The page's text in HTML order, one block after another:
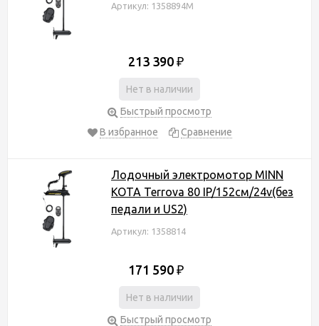
Артикул: 1358894M
213 390 ₽
Нет в наличии
Быстрый просмотр
В избранное
Сравнение
Лодочный электромотор MINN
KOTA Terrova 80 IP/152см/24v(без
педали и US2)
Артикул: 1358814
171 590 ₽
Нет в наличии
Быстрый просмотр